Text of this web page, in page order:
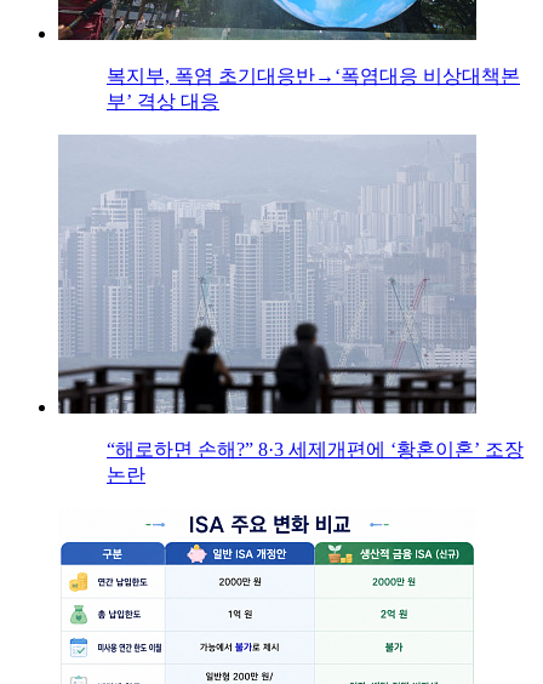
복지부, 폭염 초기대응반→‘폭염대응 비상대책본
부’ 격상 대응
“해로하면 손해?” 8·3 세제개편에 ‘황혼이혼’ 조장
논란